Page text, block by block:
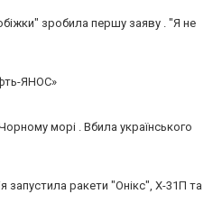
зробила першу заяву . "Я не
ЯНОС»
морі . Вбила українського
запустила ракети "Онікс", Х-31П та